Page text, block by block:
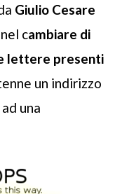
Giulio Cesare
cambiare di
lettere presenti
un indirizzo
una